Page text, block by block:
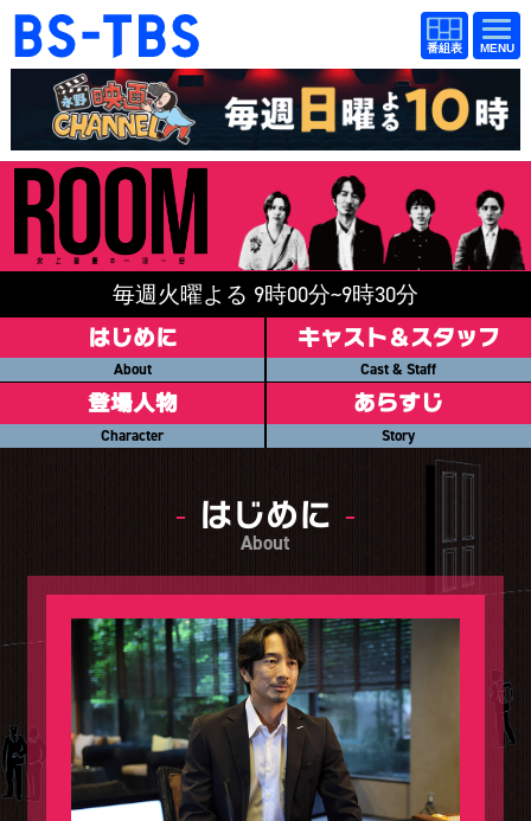
BS-TBS
番組
表
BS-TBS
番組
表
ドラマ 映画
紀行 報道
教養 スポーツ
音楽 エンタメ
ファンクラブ
視聴方法 4K放送
プレゼント
ご意見・ご感想 会社情報
毎週火曜よる 9時00分~9時30分
はじめに
About
キャスト＆スタッフ
Cast & Staff
登場人物
Character
あらすじ
Story
はじめに
About